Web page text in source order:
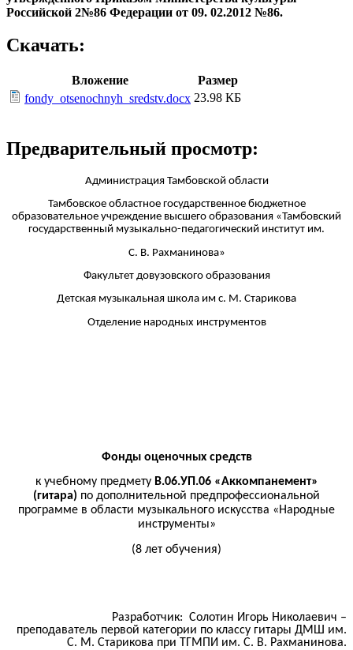
Российской 2№86 Федерации от 09. 02.2012 №86.
Скачать:
Вложение
Размер
fondy_otsenochnyh_sredstv.docx 23.98 КБ
Предварительный просмотр:
Администрация Тамбовской области
Тамбовское областное государственное бюджетное
образовательное учреждение высшего образования «Тамбовский
государственный музыкально-педагогический институт им.
С. В. Рахманинова»
Факультет довузовского образования
Детская музыкальная школа им с. М. Старикова
Отделение народных инструментов
Фонды оценочных средств
к учебному предмету В.06.УП.06 «Аккомпанемент»
(гитара) по дополнительной предпрофессиональной
программе в области музыкального искусства «Народные
инструменты»
(8 лет обучения)
Разработчик: Солотин Игорь Николаевич –
преподаватель первой категории по классу гитары ДМШ им.
С. М. Старикова при ТГМПИ им. С. В. Рахманинова.